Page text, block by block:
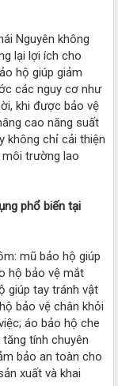
Nguyên không
lại lợi ích cho
hộ giúp giảm
các nguy cơ như
khi được bảo vệ
cao năng suất
không chỉ cải thiện
trường lao
phổ biến tại
mũ bảo hộ giúp
hộ bảo vệ mắt
giúp tay tránh vật
bảo vệ chân khỏi
áo bảo hộ che
tính chuyên
bảo an toàn cho
xuất và khai